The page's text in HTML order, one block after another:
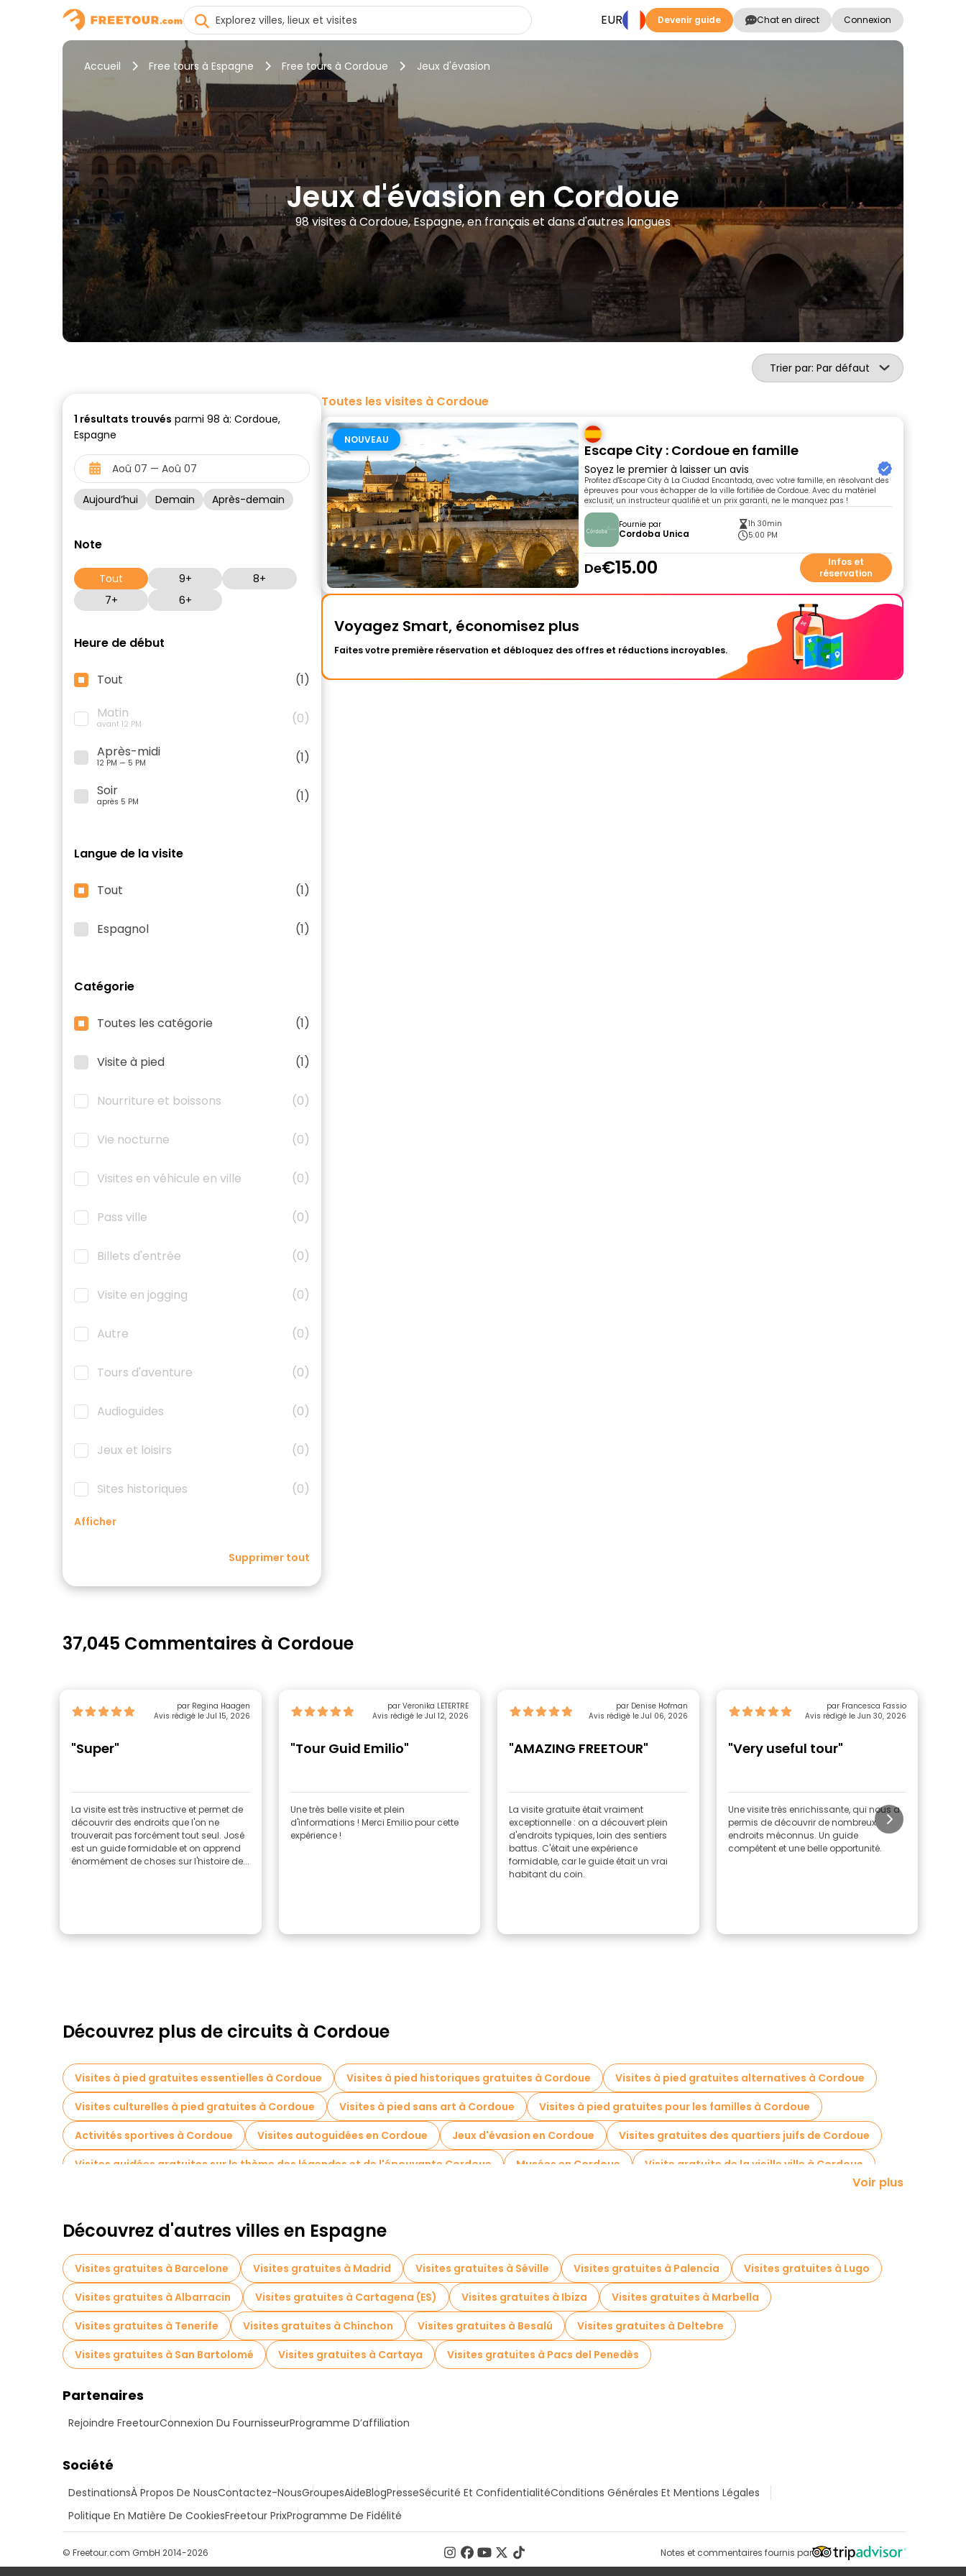
EUR Devenir guide Chat en direct Connexion
Accueil Free tours à Espagne Free tours à Cordoue Jeux d'évasion
Jeux d'évasion en Cordoue
98 visites à Cordoue, Espagne, en français et dans d'autres langues
Trier par: Par défaut
1 résultats trouvés parmi 98 à: Cordoue,
Espagne
Aujourd’hui Demain Après-demain
Note
Tout 9+
8+
7+
6+
Heure de début
Tout
(1)
Matin
avant 12 PM
(0)
Après-midi
12 PM — 5 PM
(1)
Soir
après 5 PM (1)
Langue de la visite
Tout (1)
Espagnol (1)
Catégorie
Toutes les catégorie (1)
Visite à pied (1)
Nourriture et boissons (0)
Vie nocturne (0)
Visites en véhicule en ville (0)
Pass ville (0)
Billets d'entrée (0)
Visite en jogging (0)
Autre (0)
Tours d'aventure (0)
Audioguides (0)
Jeux et loisirs (0)
Sites historiques (0)
Afficher
Supprimer tout
Toutes les visites à Cordoue
NOUVEAU
Escape City : Cordoue en famille
Soyez le premier à laisser un avis
Profitez d'Escape City à La Ciudad Encantada, avec votre famille, en résolvant des
épreuves pour vous échapper de la ville fortifiée de Cordoue. Avec du matériel
exclusif, un instructeur qualifié et un prix garanti, ne le manquez pas !
Fournie par
Cordoba Unica
1h 30min
5:00 PM
De€15.00
Infos et
réservation
Voyagez Smart, économisez plus
Faites votre première réservation et débloquez des offres et réductions incroyables.
37,045 Commentaires à Cordoue
par Regina Haagen
Avis rédigé le Jul 15, 2026
"Super"
La visite est très instructive et permet de
découvrir des endroits que l'on ne
trouverait pas forcément tout seul. José
est un guide formidable et on apprend
énormément de choses sur l'histoire de...
par Veronika LETERTRE
Avis rédigé le Jul 12, 2026
"Tour Guid Emilio"
Une très belle visite et plein
d'informations ! Merci Emilio pour cette
expérience !
par Denise Hofman
Avis rédigé le Jul 06, 2026
"AMAZING FREETOUR"
La visite gratuite était vraiment
exceptionnelle : on a découvert plein
d'endroits typiques, loin des sentiers
battus. C'était une expérience
formidable, car le guide était un vrai
habitant du coin.
par Francesca Fassio
Avis rédigé le Jun 30, 2026
"Very useful tour"
Une visite très enrichissante, qui nous a
permis de découvrir de nombreux
endroits méconnus. Un guide
compétent et une belle opportunité.
Découvrez plus de circuits à Cordoue
Visites à pied gratuites essentielles à Cordoue Visites à pied historiques gratuites à Cordoue
Visites à pied gratuites alternatives à Cordoue
Visites culturelles à pied gratuites à Cordoue
Visites à pied sans art à Cordoue
Visites à pied gratuites pour les familles à Cordoue
Activités sportives à Cordoue
Visites autoguidées en Cordoue Jeux d'évasion en Cordoue
Visites gratuites des quartiers juifs de Cordoue
Visites guidées gratuites sur le thème des légendes et de l'épouvante Cordoue
Musées en Cordoue
Visite gratuite de la vieille ville à Cordoue
Visites gastronomiques à Cordoue
Visites gratuites à proximité Alcazar of the Christian Monarchs
Visites gratuites à proximité Plaza de las Tendillas
Visites gratuites à proximité Plaza de la Corredera
Voir plus
Découvrez d'autres villes en Espagne
Visites gratuites à Barcelone Visites gratuites à Madrid Visites gratuites à Séville Visites gratuites à Palencia
Visites gratuites à Lugo
Visites gratuites à Albarracin
Visites gratuites à Cartagena (ES) Visites gratuites à Ibiza
Visites gratuites à Marbella
Visites gratuites à Tenerife
Visites gratuites à Chinchon Visites gratuites à Besalú
Visites gratuites à Deltebre
Visites gratuites à San Bartolomé
Visites gratuites à Cartaya Visites gratuites à Pacs del Penedès
Partenaires
Rejoindre FreetourConnexion Du FournisseurProgramme D’affiliation
Société
DestinationsÀ Propos De NousContactez-NousGroupesAideBlogPresseSécurité Et ConfidentialitéConditions Générales Et Mentions Légales
Politique En Matière De CookiesFreetour PrixProgramme De Fidélité
Notes et commentaires fournis par
© Freetour.com GmbH 2014-2026